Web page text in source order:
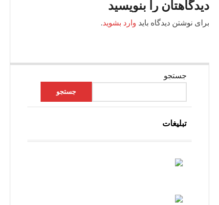
دیدگاهتان را بنویسید
برای نوشتن دیدگاه باید وارد بشوید.
جستجو
جستجو
تبلیغات